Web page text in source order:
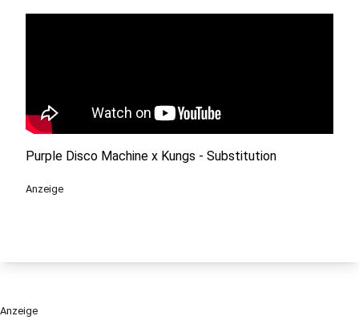
Purple Disco Machine x Kungs - Substitution
Anzeige
Anzeige